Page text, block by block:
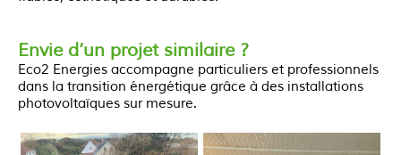
Envie d’un projet similaire ?
Eco2 Energies accompagne particuliers et professionnels
dans la transition énergétique grâce à des installations
photovoltaïques sur mesure.